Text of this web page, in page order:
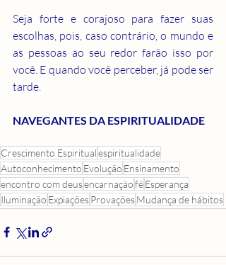
Seja forte e corajoso para fazer suas
escolhas, pois, caso contrário, o mundo e
as pessoas ao seu redor farão isso por
você. E quando você perceber, já pode ser
tarde.
NAVEGANTES DA ESPIRITUALIDADE
Crescimento Espiritualespiritualidade
Autoconhecimento Evolução Ensinamento
encontro com deusencarnaçãoféEsperança
Iluminação ExpiaçõesProvaçõesMudança de hábitos